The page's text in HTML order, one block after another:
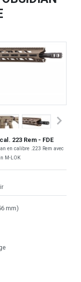
223 Rem - FDE
en calibre .223 Rem avec
M-LOK
mm)